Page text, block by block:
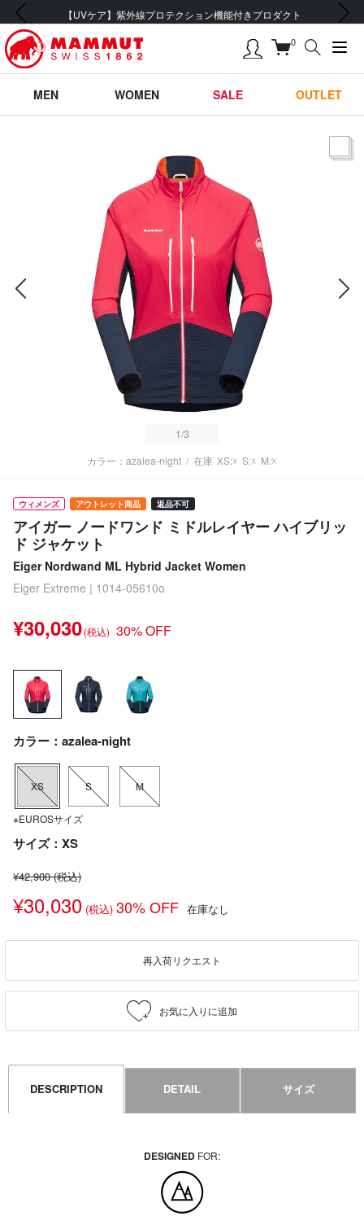
【UVケア】紫外線プロテクション機能付きプロダクト
前の画像 次の画像
0
MEN WOMEN SALE OUTLET
1/3
カラー：azalea-night / 在庫 XS:☓ S:☓ M:☓
ウィメンズ アウトレット商品 返品不可
アイガー ノードワンド ミドルレイヤー ハイブリッ
ド ジャケット
Eiger Nordwand ML Hybrid Jacket Women
Eiger Extreme | 1014-05610o
¥30,030(税込) 30% OFF
カラー：azalea-night
XS S M
※EUROSサイズ
サイズ：XS
¥42,900(税込)
¥30,030 (税込) 30% OFF 在庫なし
再入荷リクエスト
DESCRIPTION DETAIL サイズ
DESIGNED FOR: